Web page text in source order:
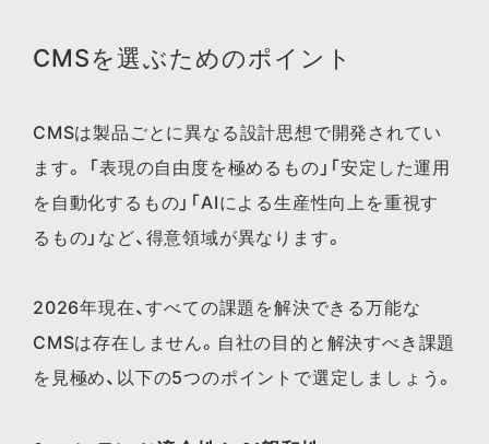
CMSを選ぶためのポイント
CMSは製品ごとに異なる設計思想で開発されてい
ます。 「表現の自由度を極めるもの」「安定した運用
を自動化するもの」「AIによる生産性向上を重視す
るもの」など、得意領域が異なります。
2026年現在、すべての課題を解決できる万能な
CMSは存在しません。自社の目的と解決すべき課題
を見極め、以下の5つのポイントで選定しましょう。